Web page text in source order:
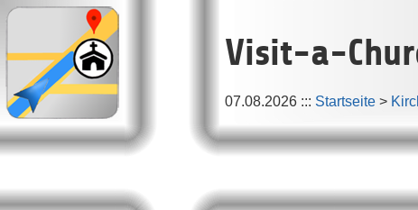
Visit-a-
07.08.2026 ::: Startseite >